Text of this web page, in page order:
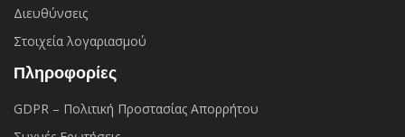
Διευθύνσεις
Στοιχεία λογαριασμού
Πληροφορίες
GDPR – Πολιτική Προστασίας Απορρήτου